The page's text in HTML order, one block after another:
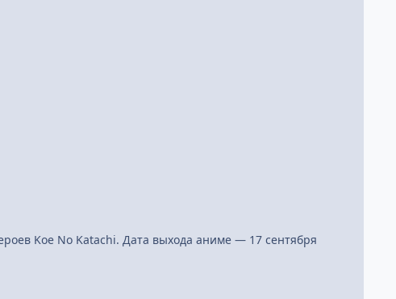
Koe No Katachi. Дата выхода аниме — 17 сентября